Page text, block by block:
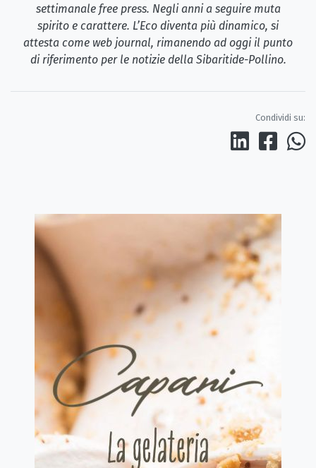
settimanale free press. Negli anni a seguire muta
spirito e carattere. L’Eco diventa più dinamico, si
attesta come web journal, rimanendo ad oggi il punto
di riferimento per le notizie della Sibaritide-Pollino.
Condividi su: